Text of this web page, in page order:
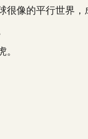
像的平行世界，